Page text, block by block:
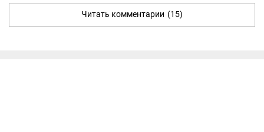
Читать комментарии (15)